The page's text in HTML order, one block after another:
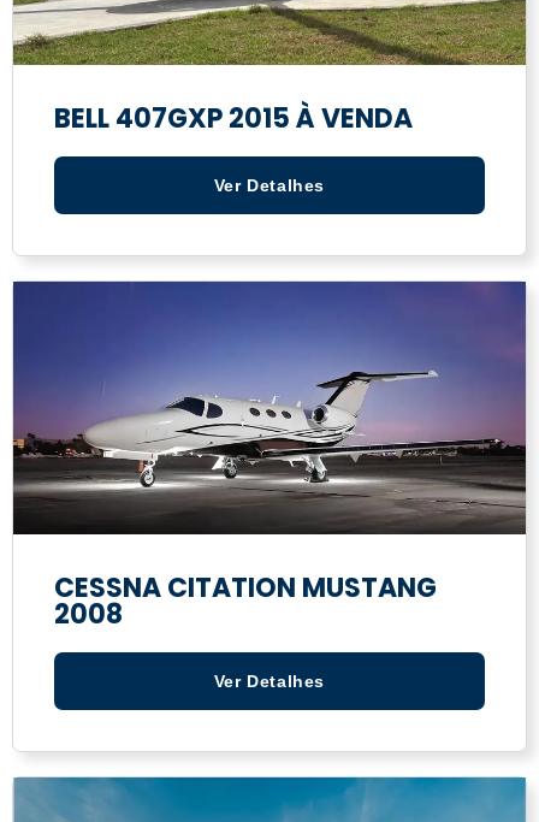
BELL 407GXP 2015 À VENDA
Ver Detalhes
CESSNA CITATION MUSTANG
2008
Ver Detalhes